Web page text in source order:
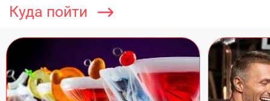
Куда пойти